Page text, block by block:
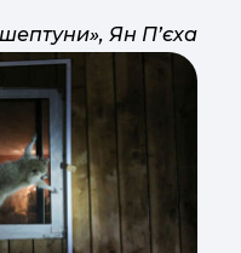
Ян П’єха